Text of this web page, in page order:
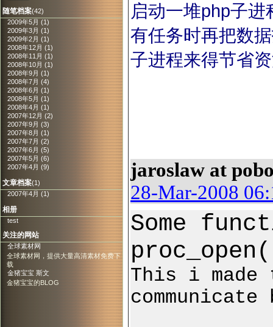
随笔档案(42)
2009年5月 (1)
2009年3月 (1)
2009年2月 (1)
2008年12月 (1)
2008年11月 (1)
2008年10月 (1)
2008年9月 (1)
2008年7月 (4)
2008年6月 (1)
2008年5月 (1)
2008年4月 (1)
2007年12月 (2)
2007年9月 (3)
2007年8月 (1)
2007年7月 (2)
2007年6月 (5)
2007年5月 (6)
2007年4月 (9)
文章档案(1)
2007年4月 (1)
相册
test
关注的网站
全球素材网
全球素材网，提供大量高清素材免费下
载
金猪宝宝 斯文
金猪宝宝的BLOG
启动一堆php子进
有任务时再把数
子进程来得节省
jaroslaw at
28-Mar-2008
Some
This i made